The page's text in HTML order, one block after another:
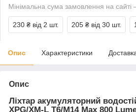
Мінімальна сума замовлення на
230 ₴ від 2 шт. 205 ₴ від 30 шт.
Опис Характеристики
Опис
Ліхтар акумуляторний
XPG/XM-L T6/M14 Max 800